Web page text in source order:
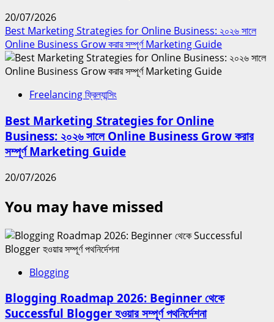
20/07/2026
Best Marketing Strategies for Online Business: ২০২৬ সালে
Online Business Grow করার সম্পূর্ণ Marketing Guide
Freelancing ফ্রিল্যান্সিং
Best Marketing Strategies for Online
Business: ২০২৬ সালে Online Business Grow করার
সম্পূর্ণ Marketing Guide
20/07/2026
You may have missed
Blogging
Blogging Roadmap 2026: Beginner থেকে
Successful Blogger হওয়ার সম্পূর্ণ পথনির্দেশনা